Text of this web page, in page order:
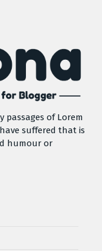
passages of Lorem
suffered that is
humour or